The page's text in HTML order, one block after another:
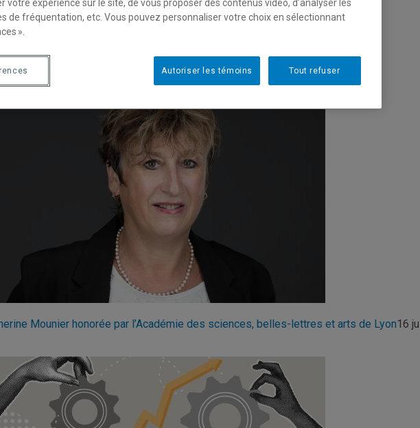
les nouvelles
Mounier honorée par l’Académie des sciences, belles-lettres et arts de Lyon16
votre expérience sur le site, de vous proposer des contenus vidéo, d’analyser les
de fréquentation, etc. Vous pouvez personnaliser votre choix en sélectionnant
».
Tout refuser
Autoriser les témoins